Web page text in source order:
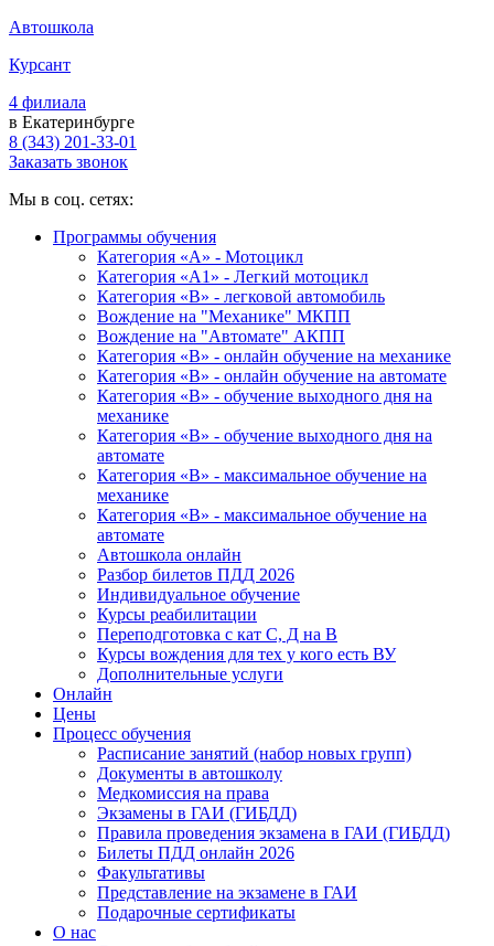
Автошкола
Курсант
4 филиала
в Екатеринбурге
8 (343) 201-33-01
Заказать звонок
Мы в соц. сетях:
Программы обучения
Категория «А» - Мотоцикл
Категория «A1» - Легкий мотоцикл
Категория «B» - легковой автомобиль
Вождение на "Механике" МКПП
Вождение на "Автомате" АКПП
Категория «B» - онлайн обучение на механике
Категория «B» - онлайн обучение на автомате
Категория «B» - обучение выходного дня на
механике
Категория «B» - обучение выходного дня на
автомате
Категория «B» - максимальное обучение на
механике
Категория «B» - максимальное обучение на
автомате
Автошкола онлайн
Разбор билетов ПДД 2026
Индивидуальное обучение
Курсы реабилитации
Переподготовка с кат С, Д на В
Курсы вождения для тех у кого есть ВУ
Дополнительные услуги
Онлайн
Цены
Процесс обучения
Расписание занятий (набор новых групп)
Документы в автошколу
Медкомиссия на права
Экзамены в ГАИ (ГИБДД)
Правила проведения экзамена в ГАИ (ГИБДД)
Билеты ПДД онлайн 2026
Факультативы
Представление на экзамене в ГАИ
Подарочные сертификаты
О нас